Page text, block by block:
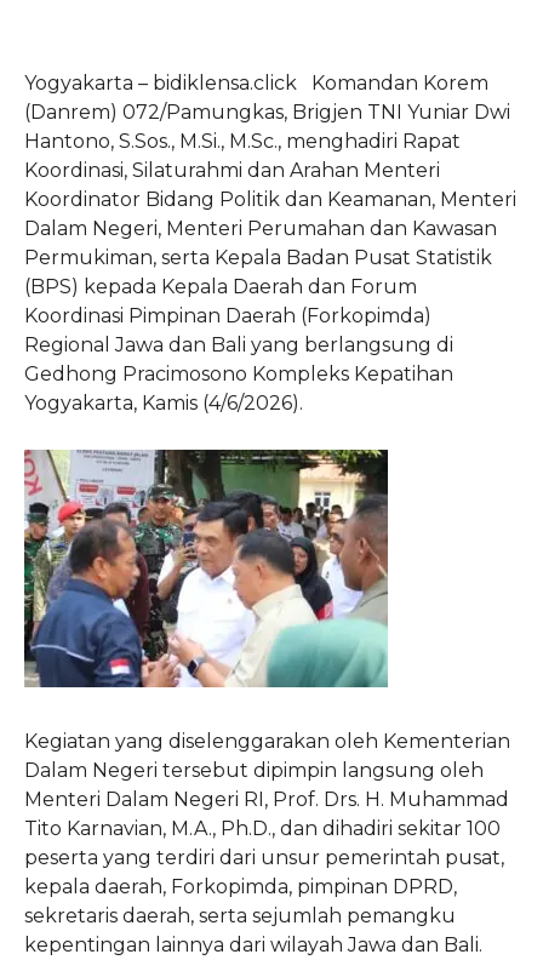
Yogyakarta – bidiklensa.click Komandan Korem
(Danrem) 072/Pamungkas, Brigjen TNI Yuniar Dwi
Hantono, S.Sos., M.Si., M.Sc., menghadiri Rapat
Koordinasi, Silaturahmi dan Arahan Menteri
Koordinator Bidang Politik dan Keamanan, Menteri
Dalam Negeri, Menteri Perumahan dan Kawasan
Permukiman, serta Kepala Badan Pusat Statistik
(BPS) kepada Kepala Daerah dan Forum
Koordinasi Pimpinan Daerah (Forkopimda)
Regional Jawa dan Bali yang berlangsung di
Gedhong Pracimosono Kompleks Kepatihan
Yogyakarta, Kamis (4/6/2026).
Kegiatan yang diselenggarakan oleh Kementerian
Dalam Negeri tersebut dipimpin langsung oleh
Menteri Dalam Negeri RI, Prof. Drs. H. Muhammad
Tito Karnavian, M.A., Ph.D., dan dihadiri sekitar 100
peserta yang terdiri dari unsur pemerintah pusat,
kepala daerah, Forkopimda, pimpinan DPRD,
sekretaris daerah, serta sejumlah pemangku
kepentingan lainnya dari wilayah Jawa dan Bali.